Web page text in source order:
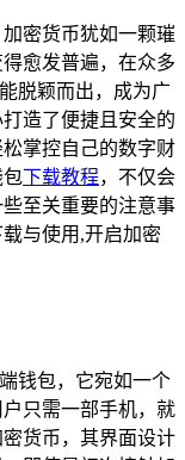
密货币犹如一颗璀
愈发普遍，在众多
脱颖而出，成为广
造了便捷且安全的
掌控自己的数字财
包下载教程，不仅会
至关重要的注意事
与使用,开启加密
钱包，它宛如一个
只需一部手机，就
货币，其界面设计